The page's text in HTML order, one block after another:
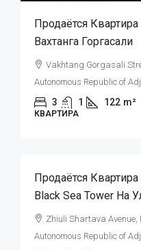
Продаётся
Вахтанга Горгасали
Vakhtang Gorgasali
Autonomous Republic of
3 1 122 m²
КВАРТИРА
Продаётся
Black Sea Tower На
Zhiuli Shartava
Autonomous Republic of